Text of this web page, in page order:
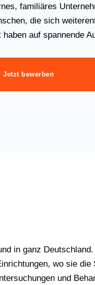
familiäres
die sich
auf spannende
Jetzt bewerben
in ganz
wo sie
und